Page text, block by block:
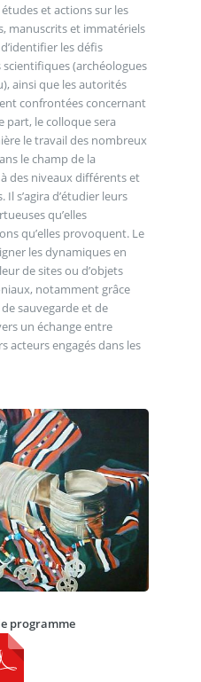
et actions sur les
manuscrits et immatériels
les défis
(archéologues
ainsi que les autorités
confrontées concernant
part, le colloque sera
le travail des nombreux
le champ de la
des niveaux différents et
s’agira d’étudier leurs
qu’elles
qu’elles provoquent. Le
les dynamiques en
de sites ou d’objets
notamment grâce
sauvegarde et de
un échange entre
acteurs engagés dans les
programme